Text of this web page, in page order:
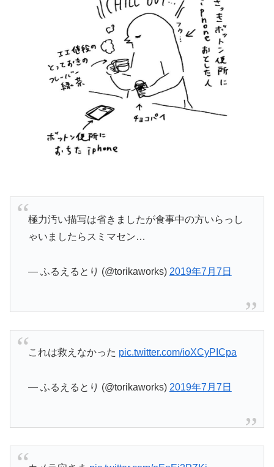
極力汚い描写は省きましたが食事中の方いらっし
ゃいましたらスミマセン…
— ふるえるとり (@torikaworks) 2019年7月7日
これは救えなかった pic.twitter.com/ioXCyPICpa
— ふるえるとり (@torikaworks) 2019年7月7日